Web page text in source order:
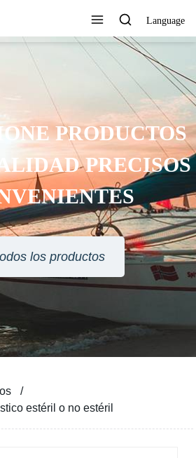
Language
PRODUCTOS
PRECISOS
los productos
estéril o no estéril